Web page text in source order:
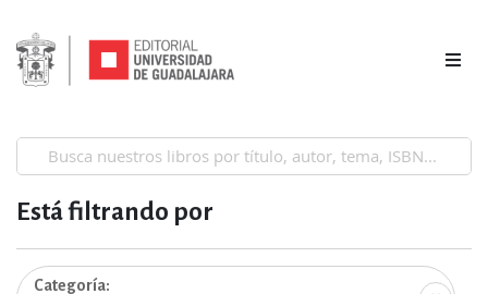
Está filtrando por
Categoría